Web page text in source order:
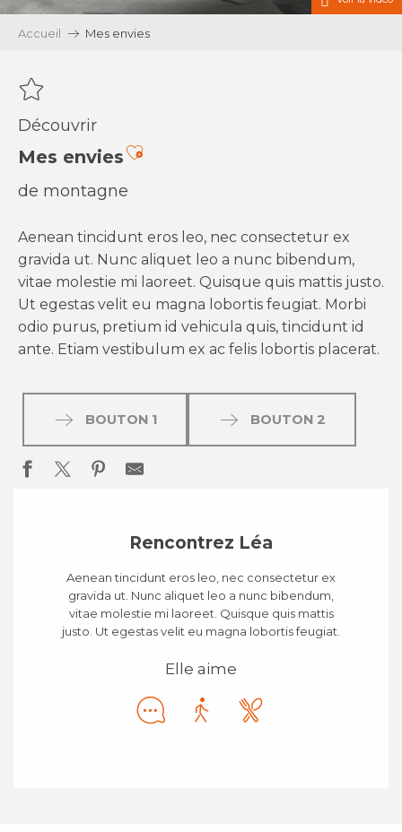
Accueil Mes envies
Découvrir
Mes enviesAjouter aux favoris
de montagne
Aenean tincidunt eros leo, nec consectetur ex
gravida ut. Nunc aliquet leo a nunc bibendum,
vitae molestie mi laoreet. Quisque quis mattis justo.
Ut egestas velit eu magna lobortis feugiat. Morbi
odio purus, pretium id vehicula quis, tincidunt id
ante. Etiam vestibulum ex ac felis lobortis placerat.
BOUTON 1 BOUTON 2
Rencontrez Léa
Aenean tincidunt eros leo, nec consectetur ex
gravida ut. Nunc aliquet leo a nunc bibendum,
vitae molestie mi laoreet. Quisque quis mattis
justo. Ut egestas velit eu magna lobortis feugiat.
Elle aime